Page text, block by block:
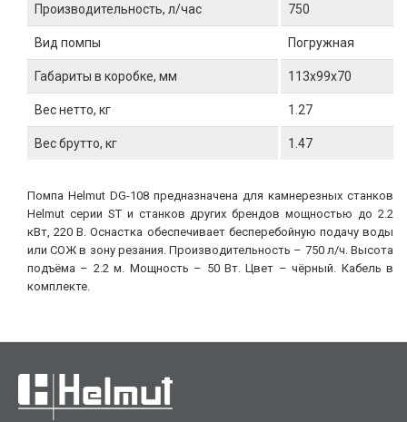
Производительность, л/час 750
Вид помпы Погружная
Габариты в коробке, мм 113x99x70
Вес нетто, кг 1.27
Вес брутто, кг 1.47
Помпа Helmut DG-108 предназначена для камнерезных станков
Helmut серии ST и станков других брендов мощностью до 2.2
кВт, 220 В. Оснастка обеспечивает бесперебойную подачу воды
или СОЖ в зону резания. Производительность – 750 л/ч. Высота
подъёма – 2.2 м. Мощность – 50 Вт. Цвет – чёрный. Кабель в
комплекте.